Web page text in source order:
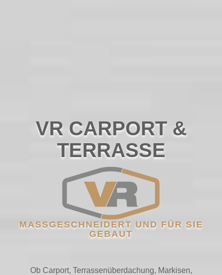
VR CARPORT &
TERRASSE
MASSGESCHNEIDERT UND FÜR SIE G
EBAUT
Ob Carport, Terrassenüberdachung, Markisen,